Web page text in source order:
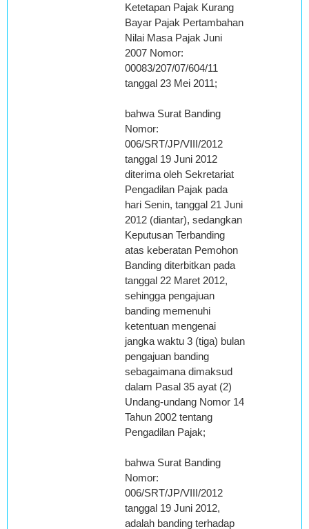
Ketetapan Pajak Kurang
Bayar Pajak Pertambahan
Nilai Masa Pajak Juni
2007 Nomor:
00083/207/07/604/11
tanggal 23 Mei 2011;
bahwa Surat Banding
Nomor:
006/SRT/JP/VIII/2012
tanggal 19 Juni 2012
diterima oleh Sekretariat
Pengadilan Pajak pada
hari Senin, tanggal 21 Juni
2012 (diantar), sedangkan
Keputusan Terbanding
atas keberatan Pemohon
Banding diterbitkan pada
tanggal 22 Maret 2012,
sehingga pengajuan
banding memenuhi
ketentuan mengenai
jangka waktu 3 (tiga) bulan
pengajuan banding
sebagaimana dimaksud
dalam Pasal 35 ayat (2)
Undang-undang Nomor 14
Tahun 2002 tentang
Pengadilan Pajak;
bahwa Surat Banding
Nomor:
006/SRT/JP/VIII/2012
tanggal 19 Juni 2012,
adalah banding terhadap